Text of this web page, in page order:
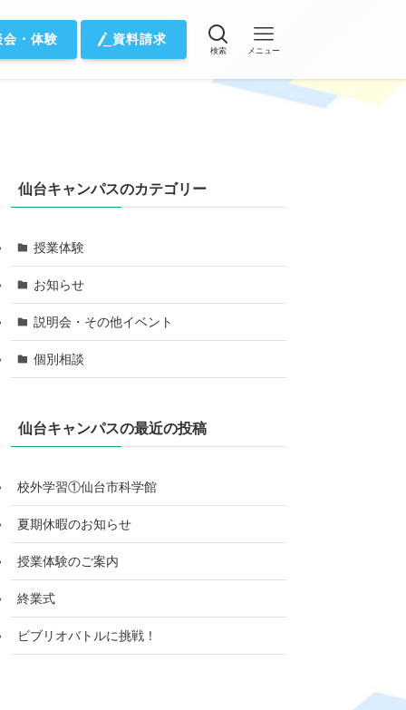
・体験 資料請求
検索 メニュー
仙台キャンパスのカテゴリー
授業体験
お知らせ
説明会・その他イベント
個別相談
仙台キャンパスの最近の投稿
校外学習①仙台市科学館
夏期休暇のお知らせ
授業体験のご案内
終業式
ビブリオバトルに挑戦！